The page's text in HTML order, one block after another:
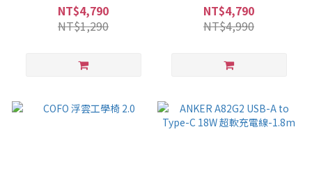
NT$4,790
NT$1,290
NT$4,790
NT$4,990